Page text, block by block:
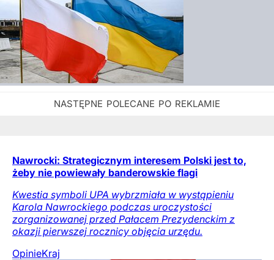
Nawrocki: Strategicznym interesem Polski jest to,
żeby nie powiewały banderowskie flagi
Kwestia symboli UPA wybrzmiała w wystąpieniu
Karola Nawrockiego podczas uroczystości
zorganizowanej przed Pałacem Prezydenckim z
okazji pierwszej rocznicy objęcia urzędu.
OpinieKraj